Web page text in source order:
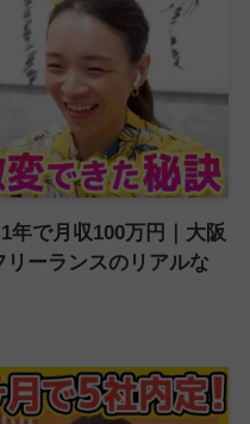
年で月収100万円｜大阪
ーランスのリアルな